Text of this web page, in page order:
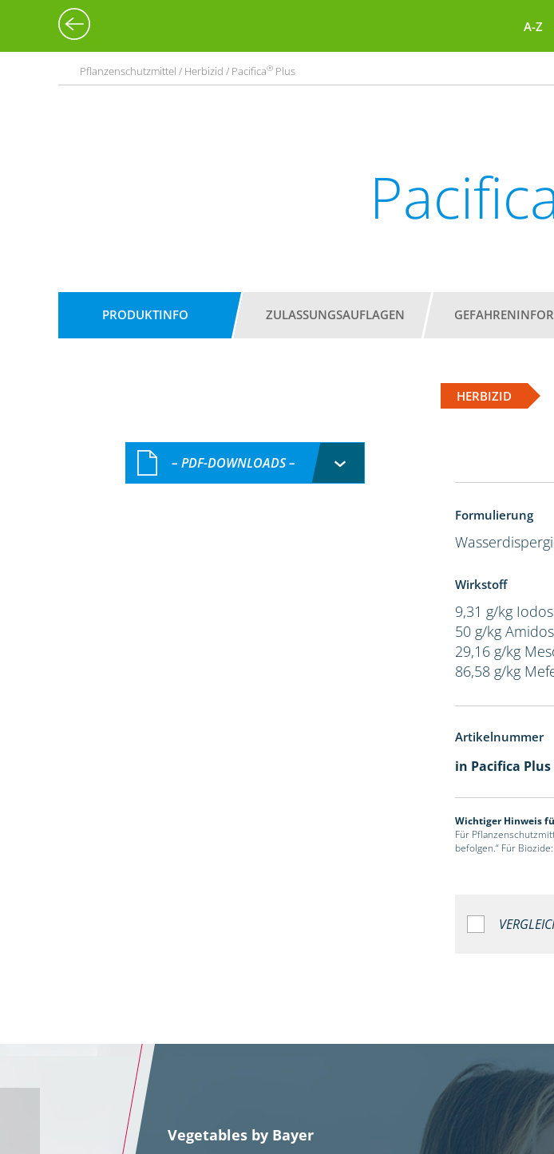
A-Z
Pflanzenschutzmittel / Herbizid / Pacifica® Plus
PRODUKTINFO ZULASSUNGSAUFLAGEN
HERBIZID
– PDF-DOWNLOADS –
Formulierung
Wirkstoff
9,31 g/kg
50 g/kg
29,16 g/kg
86,58 g/kg
Artikelnummer
in Pacifica Plus
Wichtiger Hinweis
Für
befolgen.“ Für
Vegetables by Bayer